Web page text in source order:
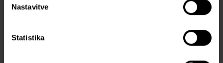
Nastavitve
Statistika